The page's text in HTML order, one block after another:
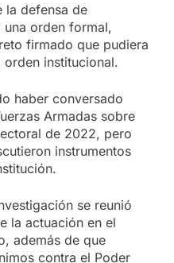
la defensa de
una orden formal,
firmado que pudiera
orden institucional.
haber conversado
Armadas sobre
de 2022, pero
instrumentos
se reunió
la actuación en el
además de que
contra el Poder